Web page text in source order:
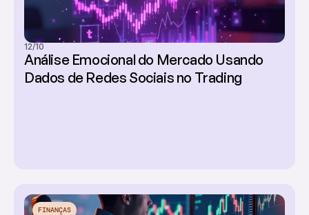
12/10
Análise Emocional do Mercado Usando
Dados de Redes Sociais no Trading
FINANÇAS